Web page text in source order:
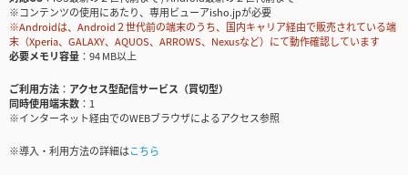
※コンテンツの使用にあたり、専用ビューアisho.jpが必要
※Androidは、Android２世代前の端末のうち、国内キャリア経由で販売されている端
末（Xperia、GALAXY、AQUOS、ARROWS、Nexusなど）にて動作確認しています
必要メモリ容量
94 MB以上
ご利用方法
アクセス型配信サービス（買切型）
同時使用端末数
1
※インターネット経由でのWEBブラウザによるアクセス参照
※導入・利用方法の詳細はこちら